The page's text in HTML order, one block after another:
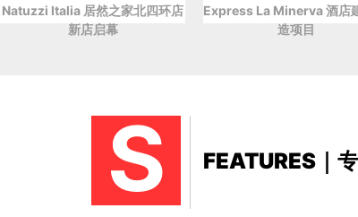
Natuzzi Italia 居然之家北四环店
新店启幕
Express La Minerva 酒店
造项目
S FEATURES｜